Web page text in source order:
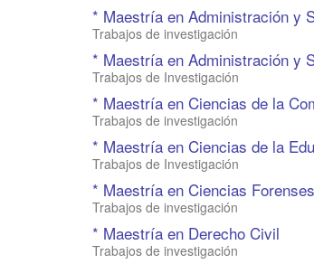
* Maestría en Administración y
Trabajos de investigación
* Maestría en Administración y
Trabajos de Investigación
* Maestría en Ciencias de la
Trabajos de investigación
* Maestría en Ciencias de la
Trabajos de Investigación
* Maestría en Ciencias
Trabajos de investigación
* Maestría en Derecho Civil
Trabajos de investigación